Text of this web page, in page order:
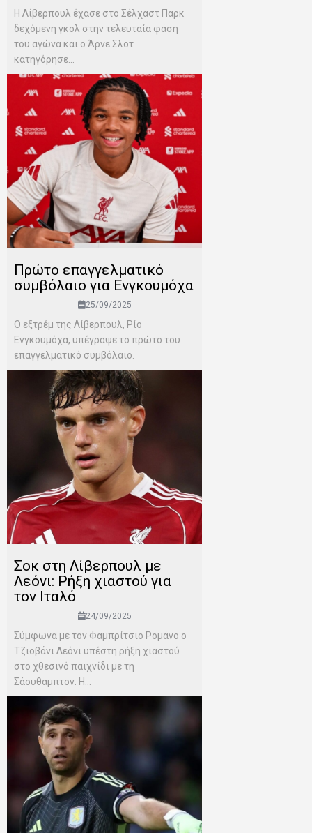
Η Λίβερπουλ έχασε στο Σέλχαστ Παρκ
δεχόμενη γκολ στην τελευταία φάση
του αγώνα και ο Άρνε Σλοτ
κατηγόρησε...
Πρώτο επαγγελματικό
συμβόλαιο για Ενγκουμόχα
25/09/2025
Ο εξτρέμ της Λίβερπουλ, Ρίο
Ενγκουμόχα, υπέγραψε το πρώτο του
επαγγελματικό συμβόλαιο.
Σοκ στη Λίβερπουλ με
Λεόνι: Ρήξη χιαστού για
τον Ιταλό
24/09/2025
Σύμφωνα με τον Φαμπρίτσιο Ρομάνο ο
Τζιοβάνι Λεόνι υπέστη ρήξη χιαστού
στο χθεσινό παιχνίδι με τη
Σάουθαμπτον. Η...